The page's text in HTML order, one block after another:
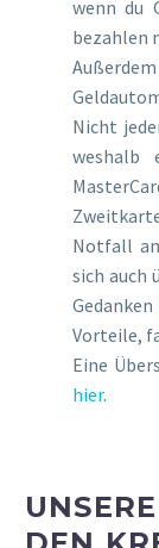
wenn du
bezahlen
Nicht
weshalb
Notfall
sich auch
Vorteile,
Eine
hier.